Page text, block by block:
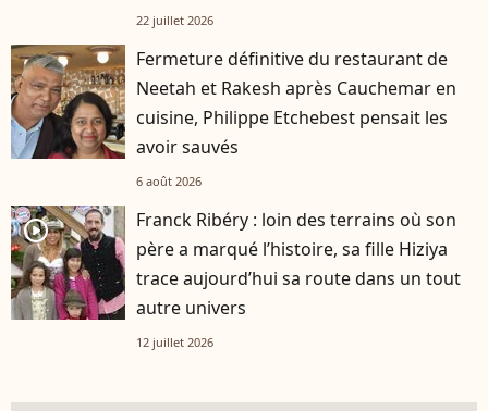
22 juillet 2026
Fermeture définitive du restaurant de
Neetah et Rakesh après Cauchemar en
cuisine, Philippe Etchebest pensait les
avoir sauvés
6 août 2026
player2
Franck Ribéry : loin des terrains où son
père a marqué l’histoire, sa fille Hiziya
trace aujourd’hui sa route dans un tout
autre univers
12 juillet 2026